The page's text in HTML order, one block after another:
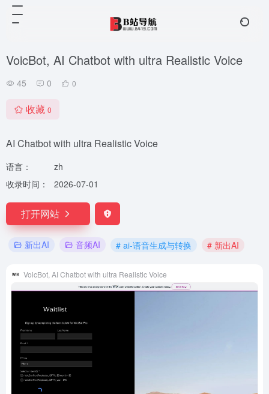
VoicBot, AI Chatbot with ultra Realistic Voice
45 0 0
收藏 0
AI Chatbot with ultra Realistic Voice
语言：
zh
收录时间：
2026-07-01
打开网站
新出AI 音频AI # ai-语音生成与转换 # 新出AI
VoicBot, AI Chatbot with ultra Realistic Voice